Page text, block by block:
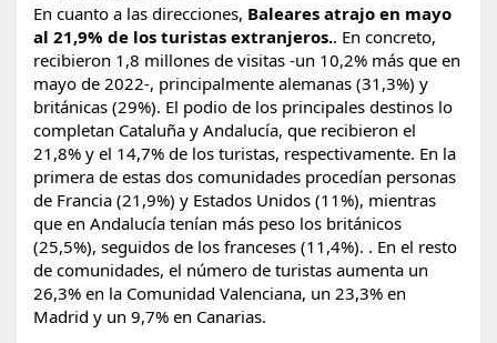
En cuanto a las direcciones, Baleares atrajo en mayo
al 21,9% de los turistas extranjeros.. En concreto,
recibieron 1,8 millones de visitas -un 10,2% más que en
mayo de 2022-, principalmente alemanas (31,3%) y
británicas (29%). El podio de los principales destinos lo
completan Cataluña y Andalucía, que recibieron el
21,8% y el 14,7% de los turistas, respectivamente. En la
primera de estas dos comunidades procedían personas
de Francia (21,9%) y Estados Unidos (11%), mientras
que en Andalucía tenían más peso los británicos
(25,5%), seguidos de los franceses (11,4%). . En el resto
de comunidades, el número de turistas aumenta un
26,3% en la Comunidad Valenciana, un 23,3% en
Madrid y un 9,7% en Canarias.